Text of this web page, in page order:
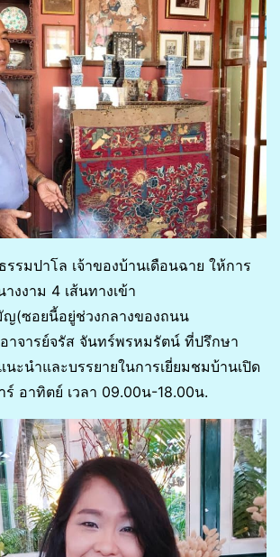
รมปาโล เจ้าของบ้านเดือนฉาย ให้การ
งงาม 4 เส้นทางเข้า
ญ(ซอยนี้อยู่ช่วงกลางของถนน
าจารย์จรัส จันทร์พรหมรัตน์ ที่ปรึกษา
นะนำและบรรยายในการเยี่ยมชมบ้านเปิด
ร์ อาทิตย์ เวลา 09.00น-18.00น.